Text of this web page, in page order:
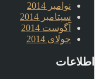
نوامبر 2014
سپتامبر 2014
آگوست 2014
جولای 2014
اطلاعات